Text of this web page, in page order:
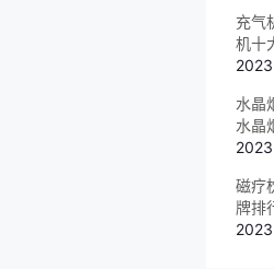
充气
机十
水晶
水晶
磁疗
牌排